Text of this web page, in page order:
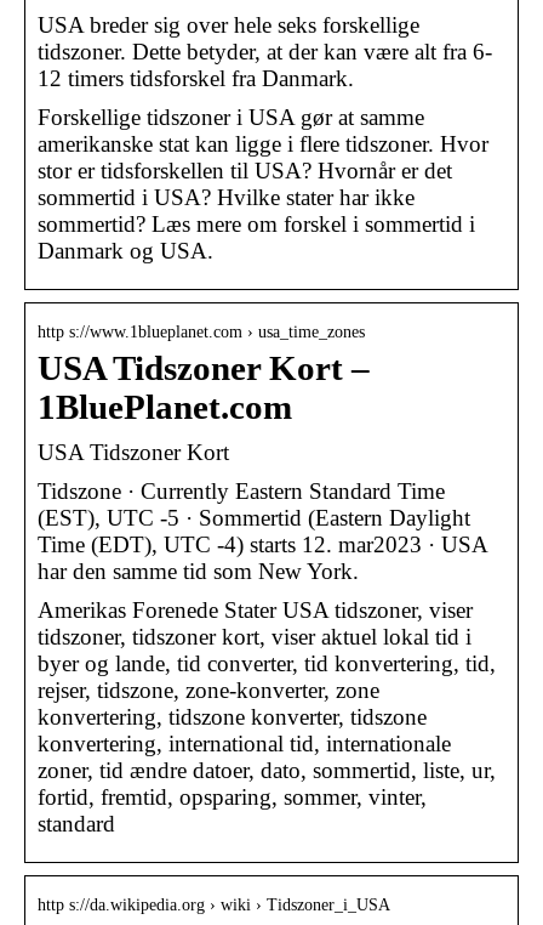
USA breder sig over hele seks forskellige
tidszoner. Dette betyder, at der kan være alt fra 6-
12 timers tidsforskel fra Danmark.
Forskellige tidszoner i USA gør at samme
amerikanske stat kan ligge i flere tidszoner. Hvor
stor er tidsforskellen til USA? Hvornår er det
sommertid i USA? Hvilke stater har ikke
sommertid? Læs mere om forskel i sommertid i
Danmark og USA.
http s://www.1blueplanet.com › usa_time_zones
USA Tidszoner Kort –
1BluePlanet.com
USA Tidszoner Kort
Tidszone · Currently Eastern Standard Time
(EST), UTC -5 · Sommertid (Eastern Daylight
Time (EDT), UTC -4) starts 12. mar2023 · USA
har den samme tid som New York.
Amerikas Forenede Stater USA tidszoner, viser
tidszoner, tidszoner kort, viser aktuel lokal tid i
byer og lande, tid converter, tid konvertering, tid,
rejser, tidszone, zone-konverter, zone
konvertering, tidszone konverter, tidszone
konvertering, international tid, internationale
zoner, tid ændre datoer, dato, sommertid, liste, ur,
fortid, fremtid, opsparing, sommer, vinter,
standard
http s://da.wikipedia.org › wiki › Tidszoner_i_USA